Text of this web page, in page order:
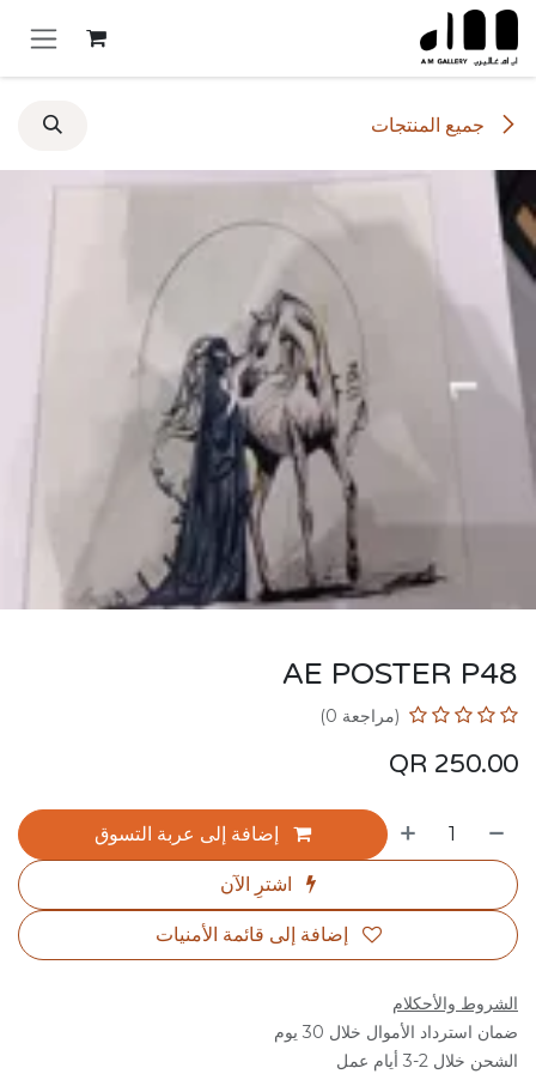
تخطي للذهاب إلى المحتوى
جميع المنتجات
AE POSTER P48
(مراجعة 0)
250.00
إضافة إلى عربة التسوق
اشترِ الآن
إضافة إلى قائمة الأمنيات
الشروط والأحكلام
ضمان استرداد الأموال خلال 30 يوم
الشحن خلال 2-3 أيام عمل